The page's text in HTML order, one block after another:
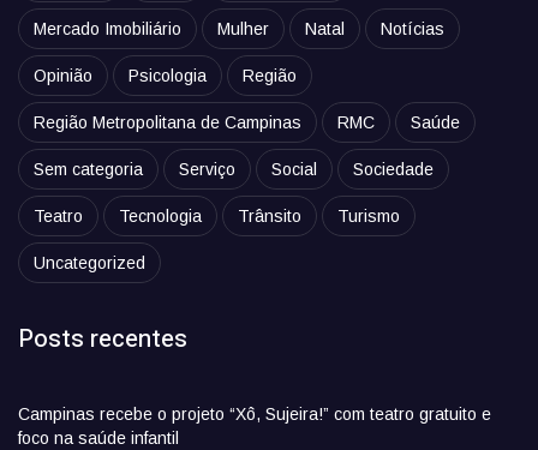
Mercado Imobiliário Mulher Natal Notícias
Opinião Psicologia Região
Região Metropolitana de Campinas RMC Saúde
Sem categoria Serviço Social Sociedade
Teatro Tecnologia Trânsito Turismo
Uncategorized
Posts recentes
Campinas recebe o projeto “Xô, Sujeira!” com teatro gratuito e
foco na saúde infantil